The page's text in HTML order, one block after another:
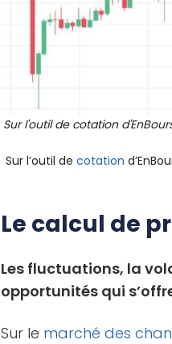
Sur l'outil de cotation
Sur l’outil de cotation
Le calcul de
Les fluctuations, la
opportunités qui
Sur le marché des